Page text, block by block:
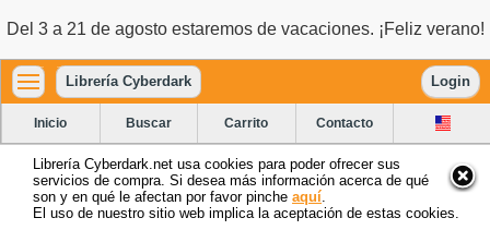
Del 3 a 21 de agosto estaremos de vacaciones. ¡Feliz verano!
Librería Cyberdark Login
Inicio Buscar Carrito Contacto
Librería Cyberdark.net usa cookies para poder ofrecer sus
servicios de compra. Si desea más información acerca de qué
son y en qué le afectan por favor pinche aquí
El uso de nuestro sitio web implica la aceptación de estas cookies.